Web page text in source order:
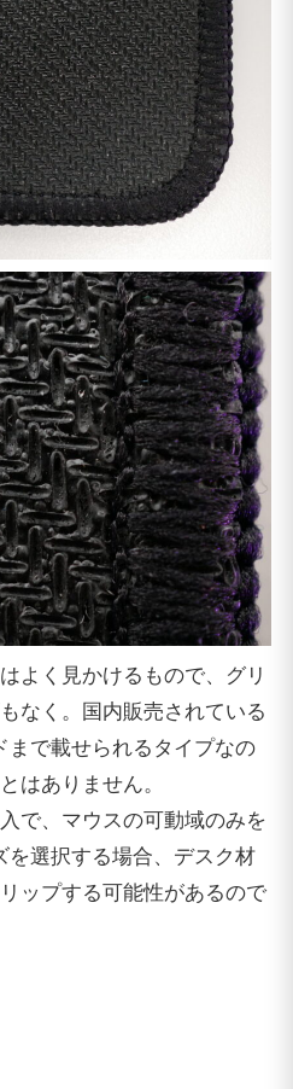
よく見かけるもので、グリ
なく。国内販売されている
まで載せられるタイプなの
はありません。
で、マウスの可動域のみを
を選択する場合、デスク材
ップする可能性があるので